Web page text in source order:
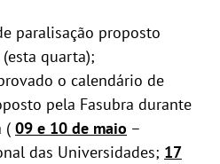
paralisação proposto
quarta);
o calendário de
pela Fasubra durante
( 09 e 10 de maio –
das Universidades; 17